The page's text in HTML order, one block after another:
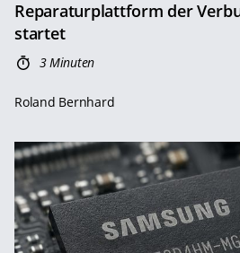
Reparaturplattform der
startet
3 Minuten
Roland Bernhard